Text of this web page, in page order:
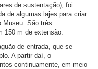
de sustentação), foi
de algumas lajes para criar
Museu. São três
150 m de extensão.
de entrada, que se
A partir daí, o
continuamente, em meio